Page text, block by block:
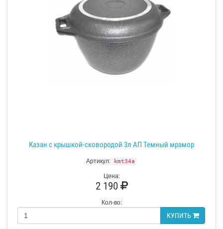
Казан с крышкой-сковородой 3л АП Темный мрамор
Артикул: kmt34a
Цена:
2 190
Кол-во:
КУПИТЬ